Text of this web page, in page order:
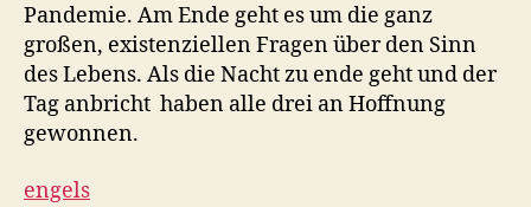
Pandemie. Am Ende geht es um die ganz
großen, existenziellen Fragen über den Sinn
des Lebens. Als die Nacht zu ende geht und der
Tag anbricht haben alle drei an Hoffnung
gewonnen.
engels